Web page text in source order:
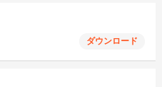
ダウンロード